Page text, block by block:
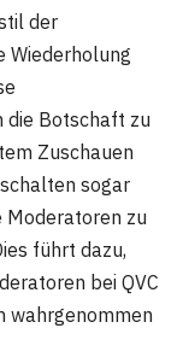
der
Wiederholung
die Botschaft zu
Zuschauen
sogar
Moderatoren zu
führt dazu,
bei QVC
wahrgenommen